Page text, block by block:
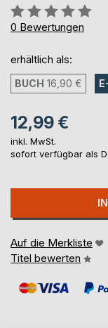
Bewertung::
0%
0 Bewertungen
erhältlich als:
BUCH 16,90 €
12,99 €
inkl. MwSt.
sofort verfügbar als
Auf die Merkliste
Titel bewerten